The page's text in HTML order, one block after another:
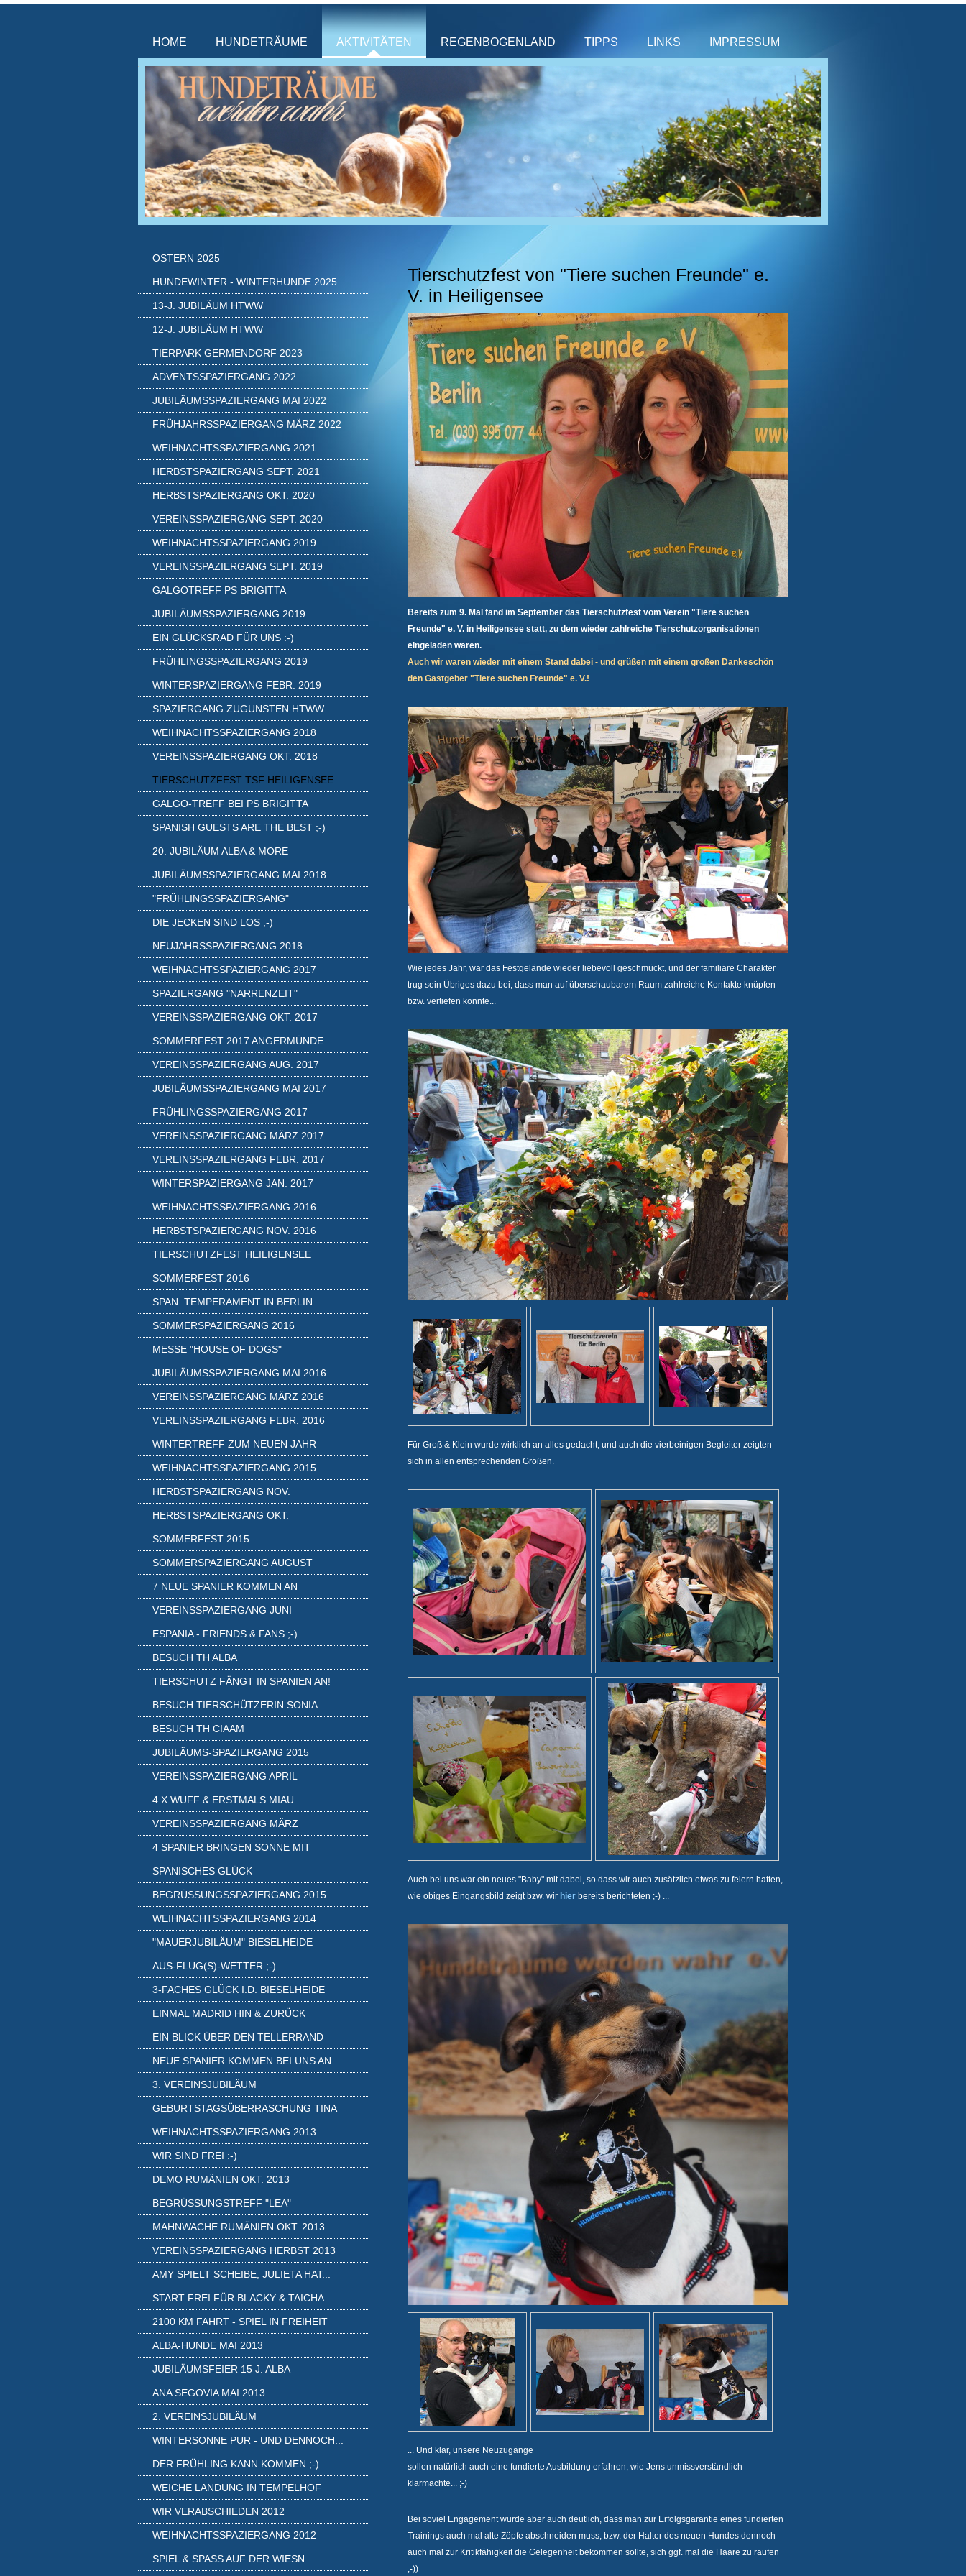
HOME HUNDETRÄUME AKTIVITÄTEN REGENBOGENLAND TIPPS LINKS IMPRESSUM
Tierschutzfest von "Tiere suchen Freunde" e.
V. in Heiligensee
Bereits zum 9. Mal fand im September das Tierschutzfest vom Verein "Tiere suchen
Freunde" e. V. in Heiligensee statt, zu dem wieder zahlreiche Tierschutzorganisationen
eingeladen waren.
Auch wir waren wieder mit einem Stand dabei - und grüßen mit einem großen Dankeschön
den Gastgeber "Tiere suchen Freunde" e. V.!
Wie jedes Jahr, war das Festgelände wieder liebevoll geschmückt, und der familiäre Charakter
trug sein Übriges dazu bei, dass man auf überschaubarem Raum zahlreiche Kontakte knüpfen
bzw. vertiefen konnte...
Für Groß & Klein wurde wirklich an alles gedacht, und auch die vierbeinigen Begleiter zeigten
sich in allen entsprechenden Größen.
Auch bei uns war ein neues "Baby" mit dabei, so dass wir auch zusätzlich etwas zu feiern hatten,
wie obiges Eingangsbild zeigt bzw. wir hier bereits berichteten ;-) ...
... Und klar, unsere Neuzugänge
sollen natürlich auch eine fundierte Ausbildung erfahren, wie Jens unmissverständlich
klarmachte... ;-)
Bei soviel Engagement wurde aber auch deutlich, dass man zur Erfolgsgarantie eines fundierten
Trainings auch mal alte Zöpfe abschneiden muss, bzw. der Halter des neuen Hundes dennoch
auch mal zur Kritikfähigkeit die Gelegenheit bekommen sollte, sich ggf. mal die Haare zu raufen
;-))
OSTERN 2025
HUNDEWINTER - WINTERHUNDE 2025
13-J. JUBILÄUM HTWW
12-J. JUBILÄUM HTWW
TIERPARK GERMENDORF 2023
ADVENTSSPAZIERGANG 2022
JUBILÄUMSSPAZIERGANG MAI 2022
FRÜHJAHRSSPAZIERGANG MÄRZ 2022
WEIHNACHTSSPAZIERGANG 2021
HERBSTSPAZIERGANG SEPT. 2021
HERBSTSPAZIERGANG OKT. 2020
VEREINSSPAZIERGANG SEPT. 2020
WEIHNACHTSSPAZIERGANG 2019
VEREINSSPAZIERGANG SEPT. 2019
GALGOTREFF PS BRIGITTA
JUBILÄUMSSPAZIERGANG 2019
EIN GLÜCKSRAD FÜR UNS :-)
FRÜHLINGSSPAZIERGANG 2019
WINTERSPAZIERGANG FEBR. 2019
SPAZIERGANG ZUGUNSTEN HTWW
WEIHNACHTSSPAZIERGANG 2018
VEREINSSPAZIERGANG OKT. 2018
TIERSCHUTZFEST TSF HEILIGENSEE
GALGO-TREFF BEI PS BRIGITTA
SPANISH GUESTS ARE THE BEST ;-)
20. JUBILÄUM ALBA & MORE
JUBILÄUMSSPAZIERGANG MAI 2018
"FRÜHLINGSSPAZIERGANG"
DIE JECKEN SIND LOS ;-)
NEUJAHRSSPAZIERGANG 2018
WEIHNACHTSSPAZIERGANG 2017
SPAZIERGANG "NARRENZEIT"
VEREINSSPAZIERGANG OKT. 2017
SOMMERFEST 2017 ANGERMÜNDE
VEREINSSPAZIERGANG AUG. 2017
JUBILÄUMSSPAZIERGANG MAI 2017
FRÜHLINGSSPAZIERGANG 2017
VEREINSSPAZIERGANG MÄRZ 2017
VEREINSSPAZIERGANG FEBR. 2017
WINTERSPAZIERGANG JAN. 2017
WEIHNACHTSSPAZIERGANG 2016
HERBSTSPAZIERGANG NOV. 2016
TIERSCHUTZFEST HEILIGENSEE
SOMMERFEST 2016
SPAN. TEMPERAMENT IN BERLIN
SOMMERSPAZIERGANG 2016
MESSE "HOUSE OF DOGS"
JUBILÄUMSSPAZIERGANG MAI 2016
VEREINSSPAZIERGANG MÄRZ 2016
VEREINSSPAZIERGANG FEBR. 2016
WINTERTREFF ZUM NEUEN JAHR
WEIHNACHTSSPAZIERGANG 2015
HERBSTSPAZIERGANG NOV.
HERBSTSPAZIERGANG OKT.
SOMMERFEST 2015
SOMMERSPAZIERGANG AUGUST
7 NEUE SPANIER KOMMEN AN
VEREINSSPAZIERGANG JUNI
ESPANIA - FRIENDS & FANS ;-)
BESUCH TH ALBA
TIERSCHUTZ FÄNGT IN SPANIEN AN!
BESUCH TIERSCHÜTZERIN SONIA
BESUCH TH CIAAM
JUBILÄUMS-SPAZIERGANG 2015
VEREINSSPAZIERGANG APRIL
4 X WUFF & ERSTMALS MIAU
VEREINSSPAZIERGANG MÄRZ
4 SPANIER BRINGEN SONNE MIT
SPANISCHES GLÜCK
BEGRÜSSUNGSSPAZIERGANG 2015
WEIHNACHTSSPAZIERGANG 2014
"MAUERJUBILÄUM" BIESELHEIDE
AUS-FLUG(S)-WETTER ;-)
3-FACHES GLÜCK I.D. BIESELHEIDE
EINMAL MADRID HIN & ZURÜCK
EIN BLICK ÜBER DEN TELLERRAND
NEUE SPANIER KOMMEN BEI UNS AN
3. VEREINSJUBILÄUM
GEBURTSTAGSÜBERRASCHUNG TINA
WEIHNACHTSSPAZIERGANG 2013
WIR SIND FREI :-)
DEMO RUMÄNIEN OKT. 2013
BEGRÜSSUNGSTREFF "LEA"
MAHNWACHE RUMÄNIEN OKT. 2013
VEREINSSPAZIERGANG HERBST 2013
AMY SPIELT SCHEIBE, JULIETA HAT...
START FREI FÜR BLACKY & TAICHA
2100 KM FAHRT - SPIEL IN FREIHEIT
ALBA-HUNDE MAI 2013
JUBILÄUMSFEIER 15 J. ALBA
ANA SEGOVIA MAI 2013
2. VEREINSJUBILÄUM
WINTERSONNE PUR - UND DENNOCH...
DER FRÜHLING KANN KOMMEN ;-)
WEICHE LANDUNG IN TEMPELHOF
WIR VERABSCHIEDEN 2012
WEIHNACHTSSPAZIERGANG 2012
SPIEL & SPASS AUF DER WIESN